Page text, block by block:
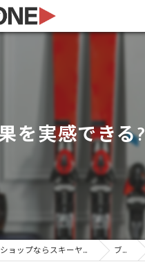
を実感できる?
名古屋でスキーショップならスキーヤーズピットエリア1 ブログ